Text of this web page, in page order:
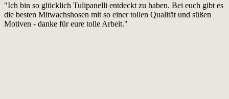
"Ich bin so glücklich Tulipanelli entdeckt zu haben. Bei euch gibt es
die besten Mitwachshosen mit so einer tollen Qualität und süßen
Motiven - danke für eure tolle Arbeit."